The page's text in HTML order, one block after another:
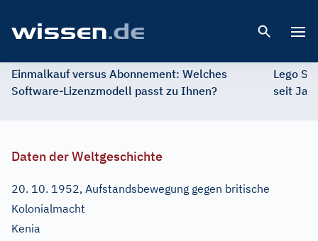
Einmalkauf versus Abonnement: Welches
Software-Lizenzmodell passt zu Ihnen?
Lego
seit
Daten der Weltgeschichte
20. 10. 1952, Aufstandsbewegung gegen britische
Kolonialmacht
Kenia